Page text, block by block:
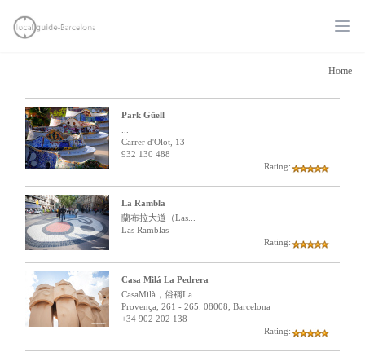
Home
Park Güell
Carrer d'Olot, 13
932 130 488
Rating:
La Rambla
蘭布拉大道（Las...
Las Ramblas
Rating:
Casa Milá La Pedrera
CasaMilà，俗稱La...
Provença, 261 - 265. 08008, Barcelona
+34 902 202 138
Rating: